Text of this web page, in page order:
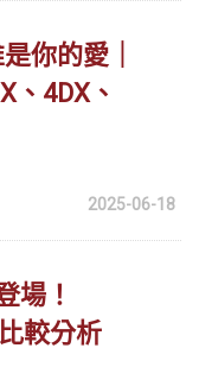
你的愛｜
、4DX、
2025-06-18
場！
較分析